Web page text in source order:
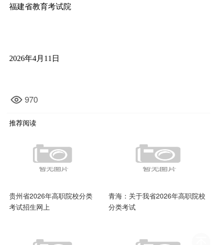
福建省教育考试院
2026年4月11日
970
推荐阅读
贵州省2026年高职院校分类
考试招生网上
青海：关于我省2026年高职院校
分类考试